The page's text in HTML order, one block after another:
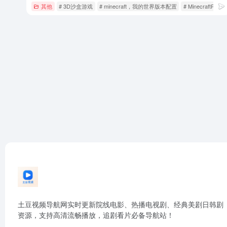
其他 # 3D沙盒游戏 # minecraft，我的世界版本配置 # MinecraftPE
土豆视频导航网实时更新院线电影、热播电视剧、经典美剧日韩剧
资源，支持高清流畅播放，追剧看片必备导航站！